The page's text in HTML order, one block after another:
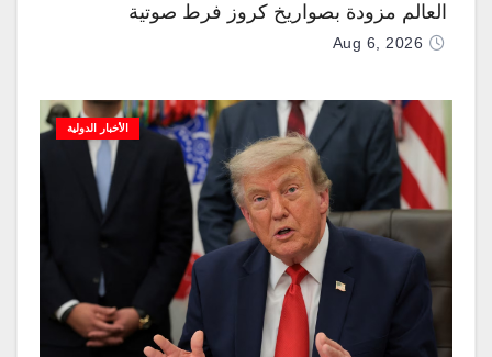
العالم مزودة بصواريخ كروز فرط صوتية
Aug 6, 2026
الأخبار الدولية